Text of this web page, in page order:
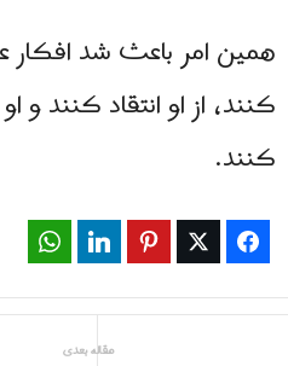
همین امر باعث شد افکار
کنند، از او انتقاد کنند و
کنند.
Facebook
Twitter
Pinterest
LinkedIn
مقاله بعدی